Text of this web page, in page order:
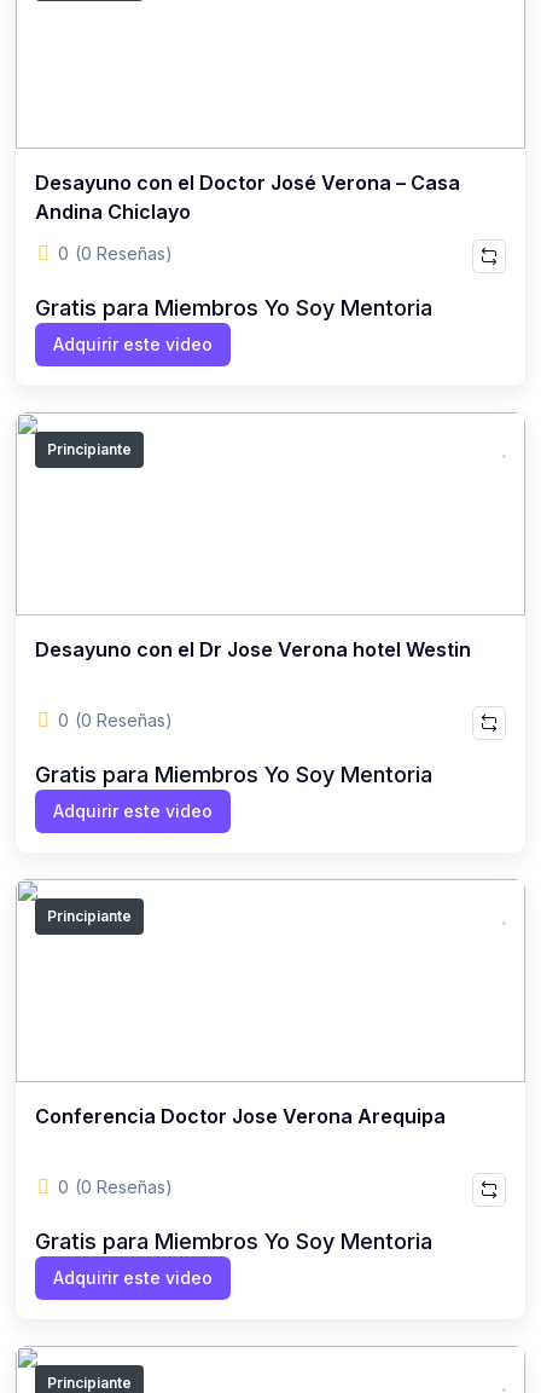
Desayuno con el Doctor José Verona – Casa
Andina Chiclayo
0 (0 Reseñas)
Gratis para Miembros Yo Soy Mentoria
Adquirir este video
Principiante
Desayuno con el Dr Jose Verona hotel Westin
0 (0 Reseñas)
Gratis para Miembros Yo Soy Mentoria
Adquirir este video
Principiante
Conferencia Doctor Jose Verona Arequipa
0 (0 Reseñas)
Gratis para Miembros Yo Soy Mentoria
Adquirir este video
Principiante